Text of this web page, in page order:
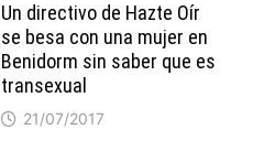
Un directivo de Hazte Oír
se besa con una mujer en
Benidorm sin saber que es
transexual
21/07/2017